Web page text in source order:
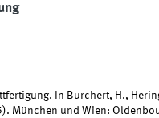
In Burchert, H.,
München und Wien: